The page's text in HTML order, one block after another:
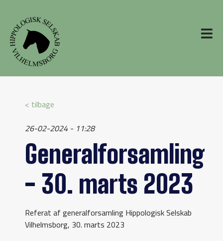
< tilbage
26-02-2024 - 11:28
Generalforsamling
- 30. marts 2023
Referat af generalforsamling Hippologisk Selskab
Vilhelmsborg, 30. marts 2023